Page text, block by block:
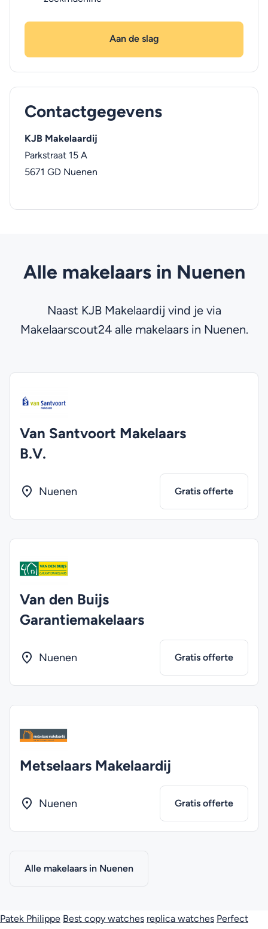
Aan de slag
Contactgegevens
KJB Makelaardij
Parkstraat 15 A
5671 GD Nuenen
Alle makelaars in Nuenen
Naast KJB Makelaardij vind je via
Makelaarscout24 alle makelaars in Nuenen.
Van Santvoort Makelaars
B.V.
Nuenen Gratis offerte
Van den Buijs
Garantiemakelaars
Nuenen Gratis offerte
Metselaars Makelaardij
Nuenen Gratis offerte
Alle makelaars in Nuenen
Patek Philippe Best copy watches replica watches Perfect